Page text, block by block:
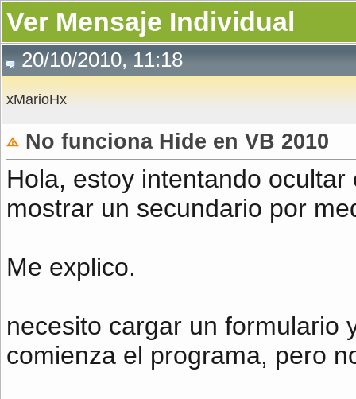
Ver Mensaje Individual
20/10/2010, 11:18
xMarioHx
No funciona Hide en VB 2010
Hola, estoy intentando
mostrar un secundario por
Me explico.
necesito cargar un formulario
comienza el programa, pero